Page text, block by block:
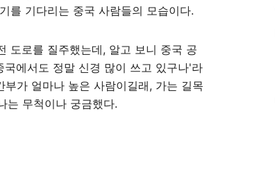
를 기다리는 중국 사람들의 모습이다.
도로를 질주했는데, 알고 보니 중국 공
에서도 정말 신경 많이 쓰고 있구나'라
가 얼마나 높은 사람이길래, 가는 길목
는 무척이나 궁금했다.